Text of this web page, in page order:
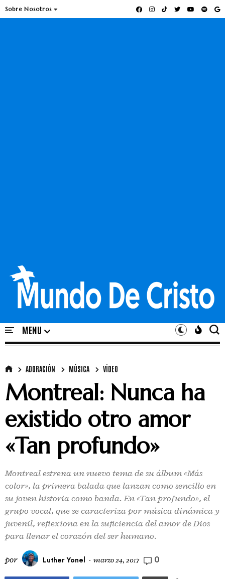
Sobre Nosotros
ADORACIÓN MÚSICA VÍDEO
Montreal: Nunca ha
existido otro amor
«Tan profundo»
Montreal estrena un nuevo tema de su álbum «Más
color», la primera balada que lanzan como sencillo en
su joven historia como banda. En «Tan profundo», el
grupo vocal, que se caracteriza por música dinámica y
juvenil, reflexiona en la suficiencia del amor de Dios
para llenar el corazón del ser humano.
por Luther Yonel - marzo 24, 2017 0